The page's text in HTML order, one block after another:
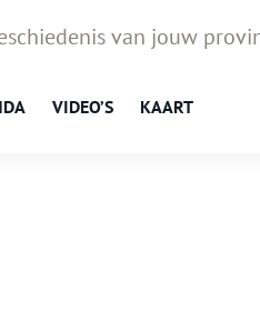
van jouw
VIDEO’S KAART